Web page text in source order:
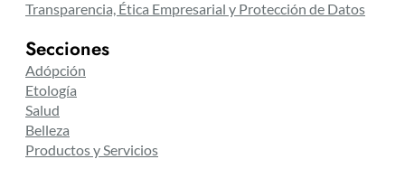
Transparencia, Ética Empresarial y Protección de Datos
Secciones
Adópción
Etología
Salud
Belleza
Productos y Servicios